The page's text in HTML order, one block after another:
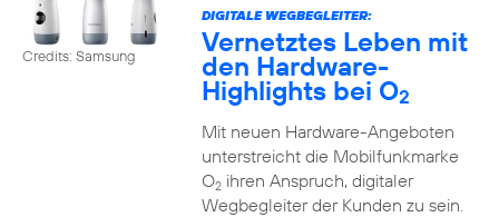
Credits: Samsung
DIGITALE WEGBEGLEITER:
Vernetztes Leben mit
den Hardware-
Highlights bei O2
Mit neuen Hardware-Angeboten
unterstreicht die Mobilfunkmarke
O2ihren Anspruch, digitaler
Wegbegleiter der Kunden zu sein.